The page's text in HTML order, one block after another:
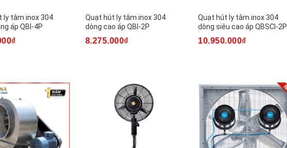
ly tâm inox 304
áp QBI-4P
Quạt hút ly tâm inox 304
dòng cao áp QBI-2P
8.275.000₫
Quạt hút ly tâm inox 304
dòng siêu cao áp QBSCI-2P
10.950.000₫